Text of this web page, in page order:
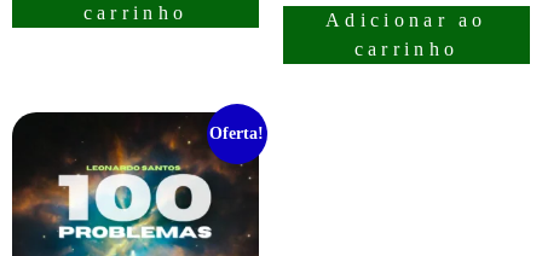
carrinho
Adicionar ao
carrinho
Oferta!